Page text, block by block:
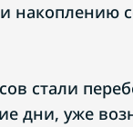
накоплению
стали
дни, уже